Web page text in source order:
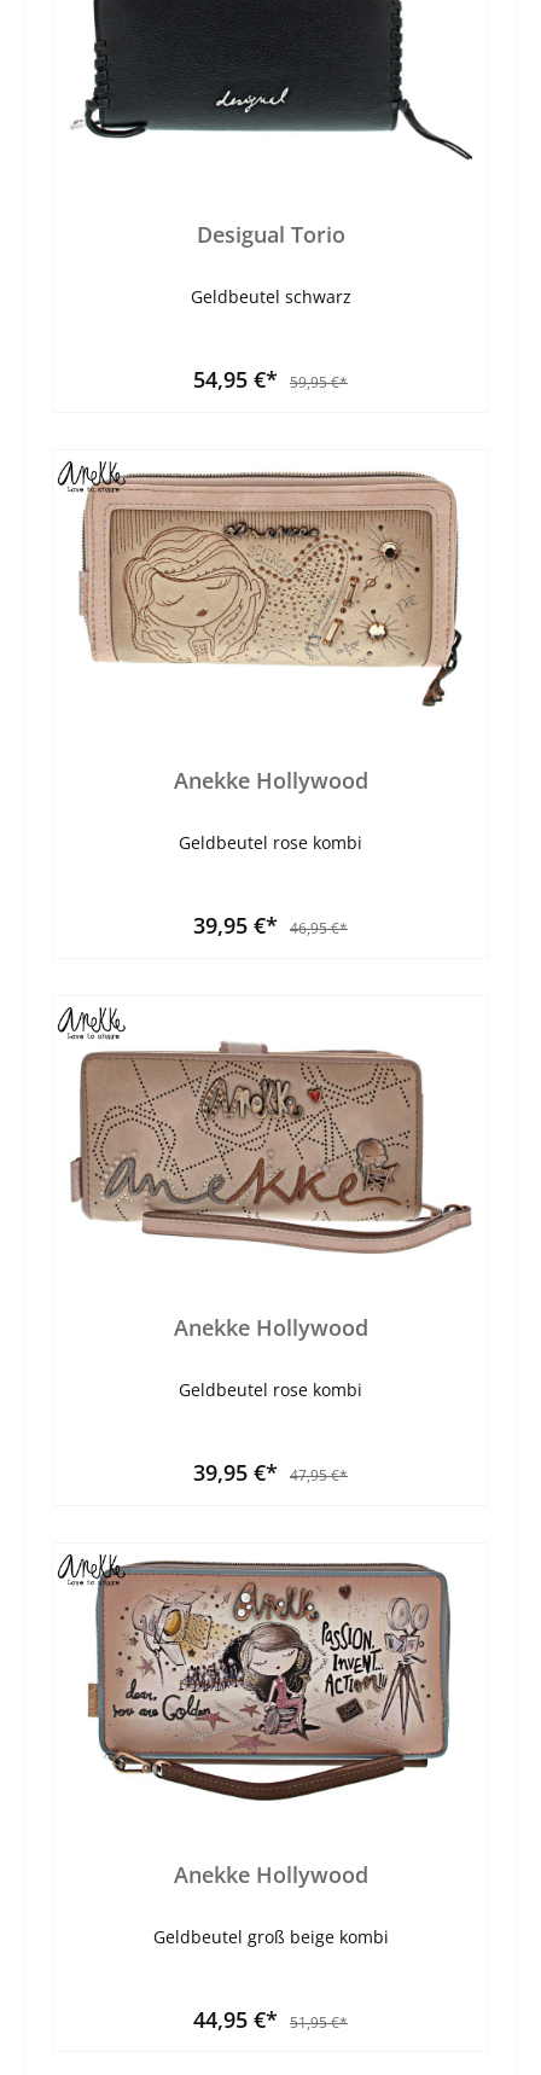
Desigual Torio
Geldbeutel schwarz
54,95 €* 59,95 €*
Anekke Hollywood
Geldbeutel rose kombi
39,95 €* 46,95 €*
Anekke Hollywood
Geldbeutel rose kombi
39,95 €* 47,95 €*
Anekke Hollywood
Geldbeutel groß beige kombi
44,95 €* 51,95 €*